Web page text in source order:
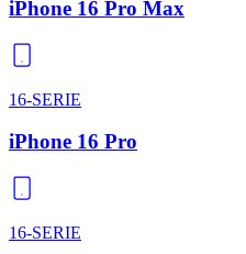
iPhone 16 Pro Max
16-SERIE
iPhone 16 Pro
16-SERIE